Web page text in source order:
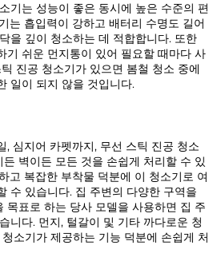
기는 성능이 좋은 동시에 높은 수준의 편
는 흡입력이 강하고 배터리 수명도 길어
을 깊이 청소하는 데 적합합니다. 또한
기 쉬운 먼지통이 있어 필요할 때마다 사
진공 청소기가 있으면 봄철 청소 중에
일이 되지 않을 것입니다.
, 심지어 카펫까지, 무선 스틱 진공 청소
벽이든 모든 것을 손쉽게 처리할 수 있
고 복잡한 부착물 덕분에 이 청소기로 여
수 있습니다. 집 주변의 다양한 구역을
목표로 하는 당사 모델을 사용하면 집 주
니다. 먼지, 털갈이 및 기타 까다로운 청
소기가 제공하는 기능 덕분에 손쉽게 처